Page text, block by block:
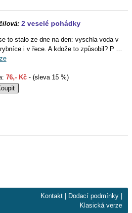
2 veselé pohádky
to stalo ze dne na den: vyschla voda v
i v řece. A kdože to způsobil? P ...
76,- Kč - (sleva 15 %)
Kontakt Dodací podmínky